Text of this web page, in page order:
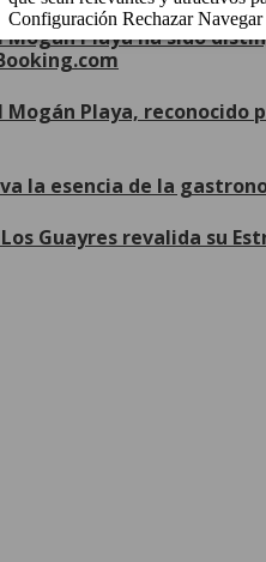
Mogán Playa ha sido
Mogán Playa,
la esencia de la
Guayres revalida su